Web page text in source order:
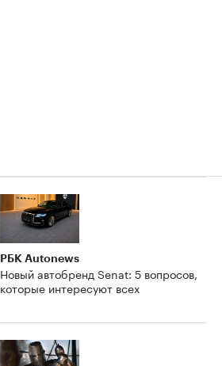
РБК Autonews
Новый автобренд Senat: 5 вопросов,
которые интересуют всех